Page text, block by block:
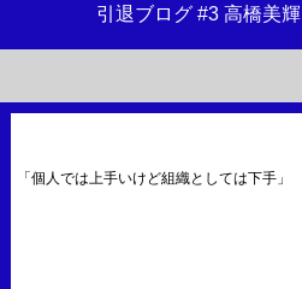
引退ブログ #3 高橋美輝
「個人では上手いけど組織としては下手」